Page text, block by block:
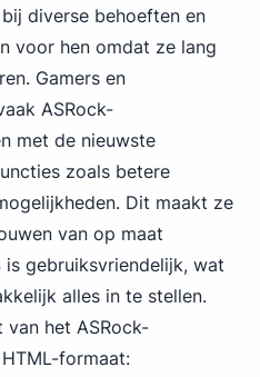
diverse behoeften en
voor hen omdat ze lang
Gamers en
ASRock-
met de nieuwste
zoals betere
Dit maakt ze
van op maat
is gebruiksvriendelijk, wat
alles in te stellen.
het ASRock-
formaat: